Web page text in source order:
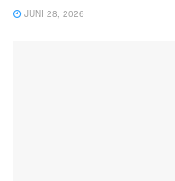
JUNI 28, 2026